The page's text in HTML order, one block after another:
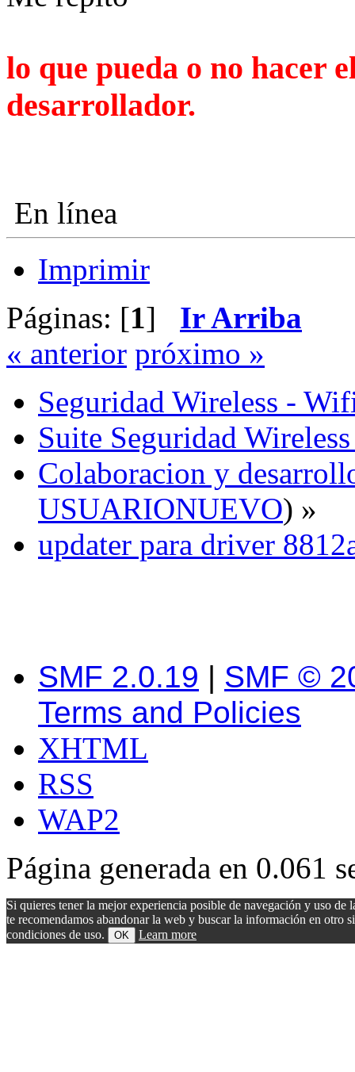
lo que pueda o no hacer
desarrollador.
En línea
Imprimir
Páginas: [1] Ir Arriba
« anterior próximo »
Seguridad Wireless -
Suite Seguridad
Colaboracion y
USUARIONUEVO) »
updater para driver
SMF 2.0.19 | SMF ©
Terms and Policies
XHTML
RSS
WAP2
Página generada en 0.061
Si quieres tener la mejor experiencia posible de navegación y uso
te recomendamos abandonar la web y buscar la información en otro
condiciones de uso.
OK Learn more